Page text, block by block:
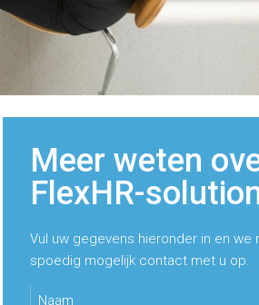
Meer weten
FlexHR-
Vul uw gegevens hieronder in en we
spoedig mogelijk contact met u op.